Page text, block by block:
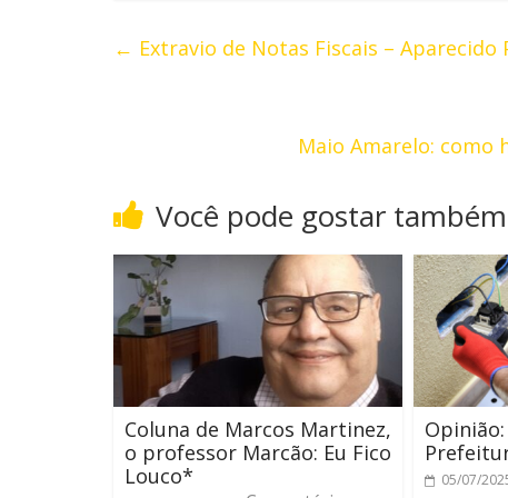
← Extravio de Notas Fiscais – Aparecido
Maio Amarelo:
Você pode gostar também
Coluna de Marcos Martinez,
o professor Marcão: Eu Fico
Louco*
Opinião:
05/07/